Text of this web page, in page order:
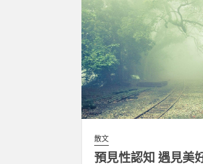
散文
預見性認知 遇見美